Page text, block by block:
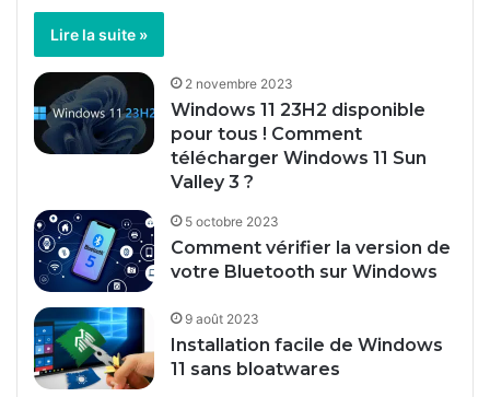
même
que
Viagra
original
mais
est
moins
cher.
Dans
Lire la suite »
2 novembre 2023
Windows 11 23H2 disponible
pour tous ! Comment
télécharger Windows 11 Sun
Valley 3 ?
5 octobre 2023
Comment vérifier la version de
votre Bluetooth sur Windows
9 août 2023
Installation facile de Windows
11 sans bloatwares